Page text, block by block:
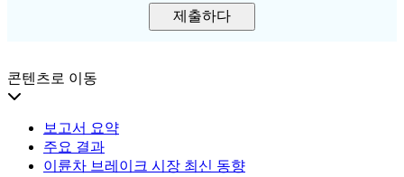
제출하다
콘텐츠로 이동
보고서 요약
주요 결과
이륜차 브레이크 시장 최신 동향